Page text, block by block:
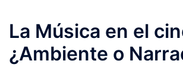
La Música en el
¿Ambiente o